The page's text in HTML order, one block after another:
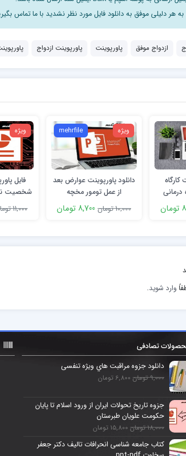
هر دلیلی موفق به دانلود فایل مورد نظر نشدید با ما تماس
ازدواج موفق پاورپوینت پاورپوینت ازدواج
کارگاه
درمانی
ویژه mehrfile
دانلود پاورپوینت عوارض بعد
از عمل تومور مخچه
10,000 تومان
8,700 تومان
ویژه
فایل
شخصيت
11,000 تومان
وارد شوید.
تصادفی
دانلود جزوه مراقبت هاي ویژه تنفسی
9,000 تومان 6,800 تومان
جزوه تاريخ تحولات ايران از ورود اسلام تا پایان
حکومت علويان طبرستان
18,000 تومان 15,800 تومان
کتاب جامعه شناسی انحرافات تالیف دکتر جعفر